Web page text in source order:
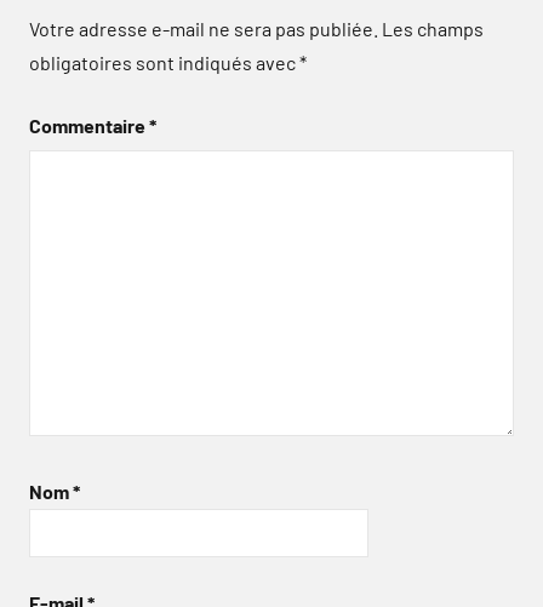
Votre adresse e-mail ne sera pas publiée. Les champs
obligatoires sont indiqués avec*
Commentaire*
Nom*
E-mail *